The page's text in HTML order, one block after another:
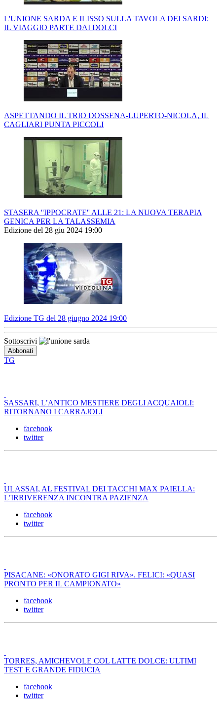
L'UNIONE SARDA E ILISSO SULLA TAVOLA DEI SARDI:
IL VIAGGIO PARTE DAI DOLCI
ASPETTANDO IL TRIO DOSSENA-LUPERTO-NICOLA, IL
CAGLIARI PUNTA PICCOLI
STASERA ''IPPOCRATE'' ALLE 21: LA NUOVA TERAPIA
GENICA PER LA TALASSEMIA
Edizione del 28 giu 2024 19:00
Edizione TG del 28 giugno 2024 19:00
Sottoscrivi
TG
SASSARI, L’ANTICO MESTIERE DEGLI ACQUAIOLI:
RITORNANO I CARRAJOLI
facebook
twitter
ULASSAI, AL FESTIVAL DEI TACCHI MAX PAIELLA:
L’IRRIVERENZA INCONTRA PAZIENZA
facebook
twitter
PISACANE: «ONORATO GIGI RIVA». FELICI: «QUASI
PRONTO PER IL CAMPIONATO»
facebook
twitter
TORRES, AMICHEVOLE COL LATTE DOLCE: ULTIMI
TEST E GRANDE FIDUCIA
facebook
twitter